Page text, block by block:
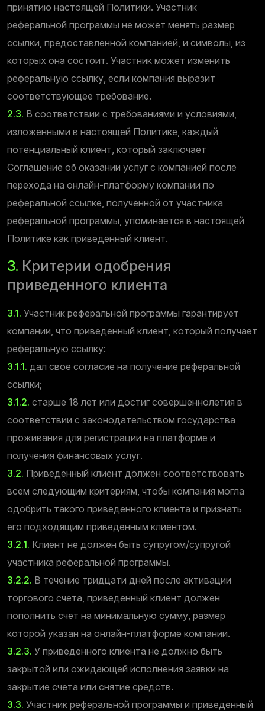
принятию настоящей Политики. Участник
реферальной программы не может менять размер
ссылки, предоставленной компанией, и символы, из
которых она состоит. Участник может изменить
реферальную ссылку, если компания выразит
соответствующее требование.
2.3. В соответствии с требованиями и условиями,
изложенными в настоящей Политике, каждый
потенциальный клиент, который заключает
Соглашение об оказании услуг с компанией после
перехода на онлайн-платформу компании по
реферальной ссылке, полученной от участника
реферальной программы, упоминается в настоящей
Политике как приведенный клиент.
3. Критерии одобрения
приведенного клиента
3.1. Участник реферальной программы гарантирует
компании, что приведенный клиент, который получает
реферальную ссылку:
3.1.1. дал свое согласие на получение реферальной
ссылки;
3.1.2. старше 18 лет или достиг совершеннолетия в
соответствии с законодательством государства
проживания для регистрации на платформе и
получения финансовых услуг.
3.2. Приведенный клиент должен соответствовать
всем следующим критериям, чтобы компания могла
одобрить такого приведенного клиента и признать
его подходящим приведенным клиентом.
3.2.1. Клиент не должен быть супругом/супругой
участника реферальной программы.
3.2.2. В течение тридцати дней после активации
торгового счета, приведенный клиент должен
пополнить счет на минимальную сумму, размер
которой указан на онлайн-платформе компании.
3.2.3. У приведенного клиента не должно быть
закрытой или ожидающей исполнения заявки на
закрытие счета или снятие средств.
3.3. Участник реферальной программы и приведенный